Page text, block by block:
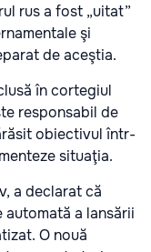
rus a fost „uitat”
şi
de aceştia.
în cortegiul
responsabil de
obiectivul într-
situaţia.
a declarat că
a lansării
O nouă